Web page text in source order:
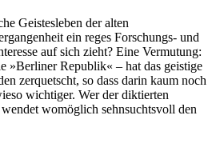
Geistesleben der alten
ein reges Forschungs- und
auf sich zieht? Eine Vermutung:
»Berliner Republik« – hat das geistige
zerquetscht, so dass darin kaum noch
wichtiger. Wer der diktierten
womöglich sehnsuchtsvoll den